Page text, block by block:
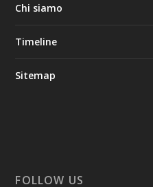
Chi siamo
Timeline
Sitemap
FOLLOW US